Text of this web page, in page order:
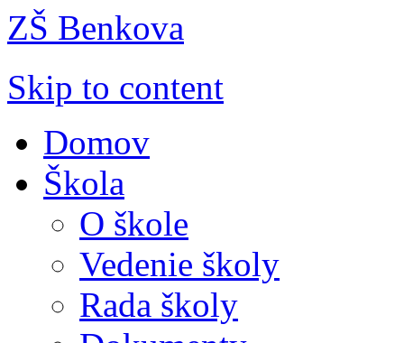
ZŠ Benkova
Skip to content
Domov
Škola
O škole
Vedenie školy
Rada školy